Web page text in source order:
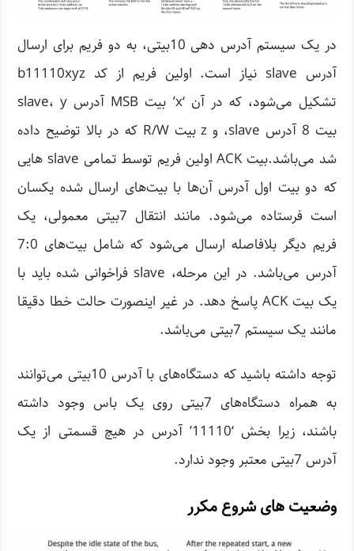
در یک سیستم آدرس دهی 10بیتی، به دو فریم برای ارسال
آدرس slave نیاز است. اولین فریم از کد b11110xyz
تشکیل می‌شود، که در آن ‘x’ بیت MSB آدرس slave، y
بیت 8 آدرس slave، و z بیت R/W که در بالا توضیح داده
شد می‌باشد.بیت ACK اولین فریم توسط تمامی slave هایی
که دو بیت اول آدرس آن‌ها با بیت‌های ارسال شده یکسان
است فرستاده می‌شود. مانند انتقال 7بیتی معمولی، یک
فریم دیگر بلافاصله ارسال می‌شود که شامل بیت‌های 7:0
آدرس می‌باشد. در این مرحله، slave فراخوانی شده باید با
یک بیت ACK پاسخ دهد. در غیر اینصورت حالت خطا دقیقا
مانند یک سیستم 7بیتی می‌باشد.
توجه داشته باشید که دستگاه‌های با آدرس 10بیتی می‌توانند
به همراه دستگاه‌های 7بیتی روی یک باس وجود داشته
باشند، زیرا بخش ‘11110’ آدرس در هیچ قسمتی از یک
آدرس 7بیتی معتبر وجود ندارد.
وضعیت های شروع مکرر